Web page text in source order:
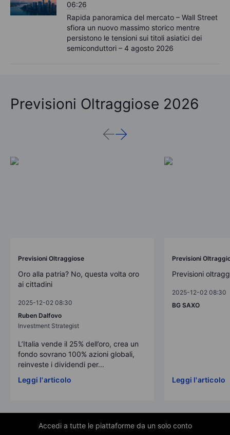
06:26
Rapida panoramica del mercato – Wall Street
sfiora un nuovo massimo storico mentre
persistono le tensioni sui titoli asiatici dei
semiconduttori – 4 agosto 2026
Previsioni Oltraggiose 2026
Previsioni Oltraggiose
Oro alla patria? No, questa volta oro
ai cittadini
2025-12-02 08:30
Ruben Dalfovo
Investment Strategist
L’Italia vende il 25% dell’oro, crea un
fondo sovrano 100% azioni globali,
reinveste i dividendi per...
Leggi l'articolo
Previsioni
Previsioni
2025-12-02 08:30
BG SAXO
Leggi l'articolo
Accedi a tutte le piattaforme da un solo conto